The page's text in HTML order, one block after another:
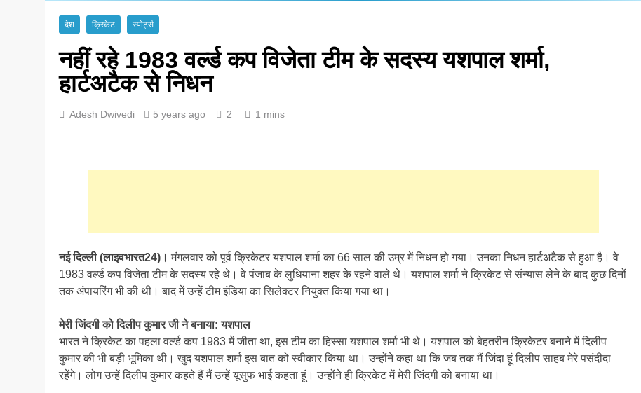
देश क्रिकेट स्पोर्ट्स
नहीं रहे 1983 वर्ल्ड कप विजेता टीम के सदस्य यशपाल शर्मा,
हार्टअटैक से निधन
Adesh Dwivedi 5 years ago 2 1 mins
नई दिल्ली (लाइवभारत24)। मंगलवार को पूर्व क्रिकेटर यशपाल शर्मा का 66 साल की उम्र में निधन हो गया। उनका निधन हार्टअटैक से हुआ है। वे
1983 वर्ल्ड कप विजेता टीम के सदस्य रहे थे। वे पंजाब के लुधियाना शहर के रहने वाले थे। यशपाल शर्मा ने क्रिकेट से संन्यास लेने के बाद कुछ दिनों
तक अंपायरिंग भी की थी। बाद में उन्हें टीम इंडिया का सिलेक्टर नियुक्त किया गया था।
मेरी जिंदगी को दिलीप कुमार जी ने बनाया: यशपाल
भारत ने क्रिकेट का पहला वर्ल्ड कप 1983 में जीता था, इस टीम का हिस्सा यशपाल शर्मा भी थे। यशपाल को बेहतरीन क्रिकेटर बनाने में दिलीप
कुमार की भी बड़ी भूमिका थी। खुद यशपाल शर्मा इस बात को स्वीकार किया था। उन्होंने कहा था कि जब तक मैं जिंदा हूं दिलीप साहब मेरे पसंदीदा
रहेंगे। लोग उन्हें दिलीप कुमार कहते हैं मैं उन्हें यूसुफ भाई कहता हूं। उन्होंने ही क्रिकेट में मेरी जिंदगी को बनाया था।